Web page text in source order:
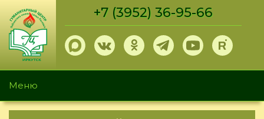
Перейти
основному
содержанию
+7 (3952) 36-95-66
Меню